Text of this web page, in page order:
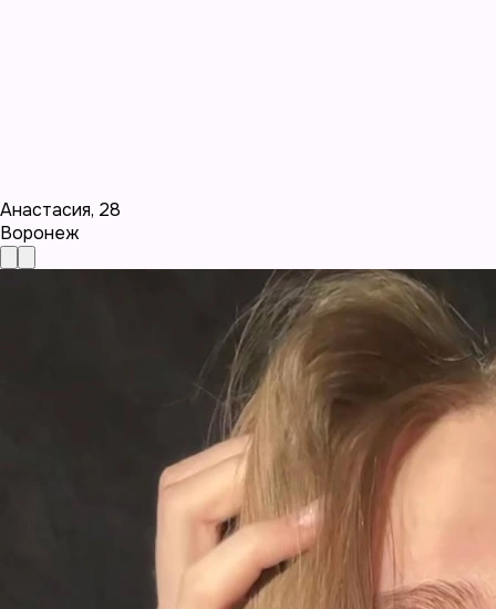
Анастасия, 28
Воронеж